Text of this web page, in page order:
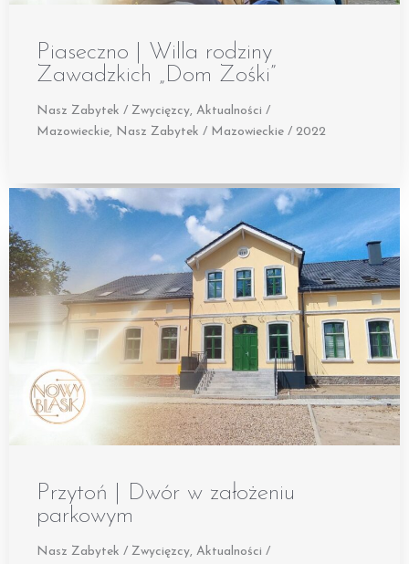
Piaseczno | Willa rodziny
Zawadzkich „Dom Zośki”
Nasz Zabytek / Zwycięzcy, Aktualności /
Mazowieckie, Nasz Zabytek / Mazowieckie / 2022
Przytoń | Dwór w założeniu
parkowym
Nasz Zabytek / Zwycięzcy, Aktualności /